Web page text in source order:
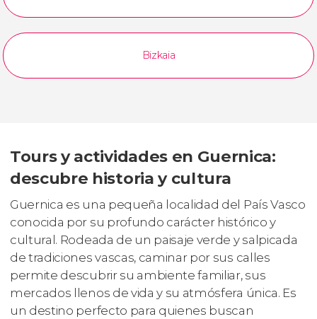
Bizkaia
Tours y actividades en Guernica:
descubre historia y cultura
Guernica es una pequeña localidad del País Vasco
conocida por su profundo carácter histórico y
cultural. Rodeada de un paisaje verde y salpicada
de tradiciones vascas, caminar por sus calles
permite descubrir su ambiente familiar, sus
mercados llenos de vida y su atmósfera única. Es
un destino perfecto para quienes buscan